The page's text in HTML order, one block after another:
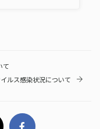
て
ルス感染状況について